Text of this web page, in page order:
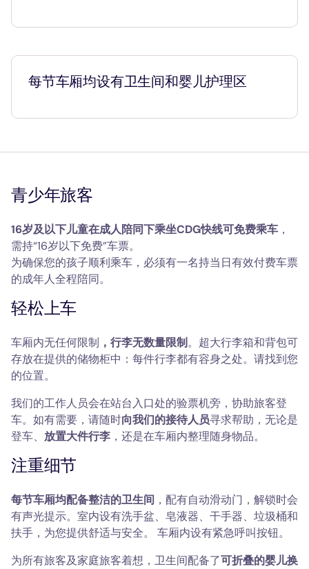
每节车厢均设有卫生间和婴儿护理区
青少年旅客
16岁及以下儿童在成人陪同下乘坐CDG快线可免费乘车 ，
需持“16岁以下免费”车票。
为确保您的孩子顺利乘车，必须有一名持当日有效付费车票
的成年人全程陪同。
轻松上车
车厢内无任何限制 ，行李无数量限制。超大行李箱和背包可
存放在提供的储物柜中：每件行李都有容身之处。请找到您
的位置。
我们的工作人员会在站台入口处的验票机旁，协助旅客登
车。如有需要，请随时向我们的接待人员寻求帮助，无论是
登车、 放置大件行李 ，还是在车厢内整理随身物品。
注重细节
每节车厢均配备整洁的卫生间 ，配有自动滑动门，解锁时会
有声光提示。室内设有洗手盆、皂液器、干手器、垃圾桶和
扶手，为您提供舒适与安全。 车厢内设有紧急呼叫按钮。
为所有旅客及家庭旅客着想，卫生间配备了可折叠的婴儿换